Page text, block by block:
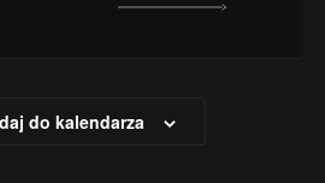
do kalendarza